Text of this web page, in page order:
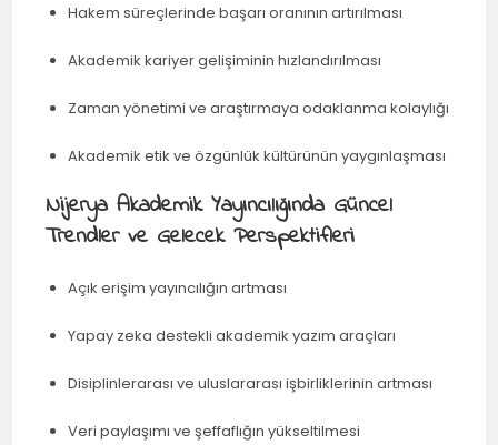
Hakem süreçlerinde başarı oranının artırılması
Akademik kariyer gelişiminin hızlandırılması
Zaman yönetimi ve araştırmaya odaklanma kolaylığı
Akademik etik ve özgünlük kültürünün yaygınlaşması
Nijerya Akademik Yayıncılığında Güncel
Trendler ve Gelecek Perspektifleri
Açık erişim yayıncılığın artması
Yapay zeka destekli akademik yazım araçları
Disiplinlerarası ve uluslararası işbirliklerinin artması
Veri paylaşımı ve şeffaflığın yükseltilmesi